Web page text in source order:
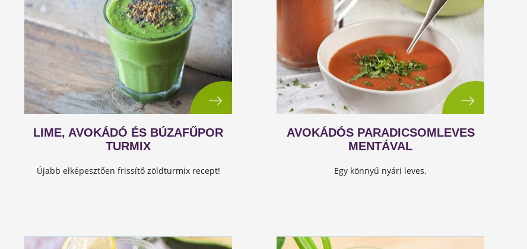
LIME, AVOKÁDÓ ÉS BÚZAFŰPOR
TURMIX
Újabb elképesztően frissítő zöldturmix recept!
AVOKÁDÓS PARADICSOMLEVES
MENTÁVAL
Egy könnyű nyári leves.